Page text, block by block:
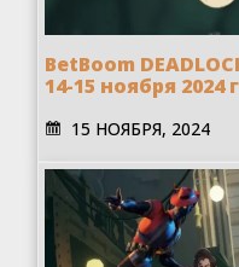
BetBoom
14-15 ноября 2024
15 НОЯБРЯ, 2024